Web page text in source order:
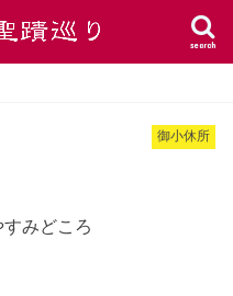
search
御小休所
みどころ